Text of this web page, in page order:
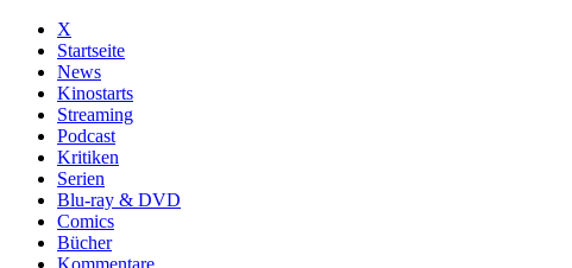
X
Startseite
News
Kinostarts
Streaming
Podcast
Kritiken
Serien
Blu-ray & DVD
Comics
Bücher
Kommentare